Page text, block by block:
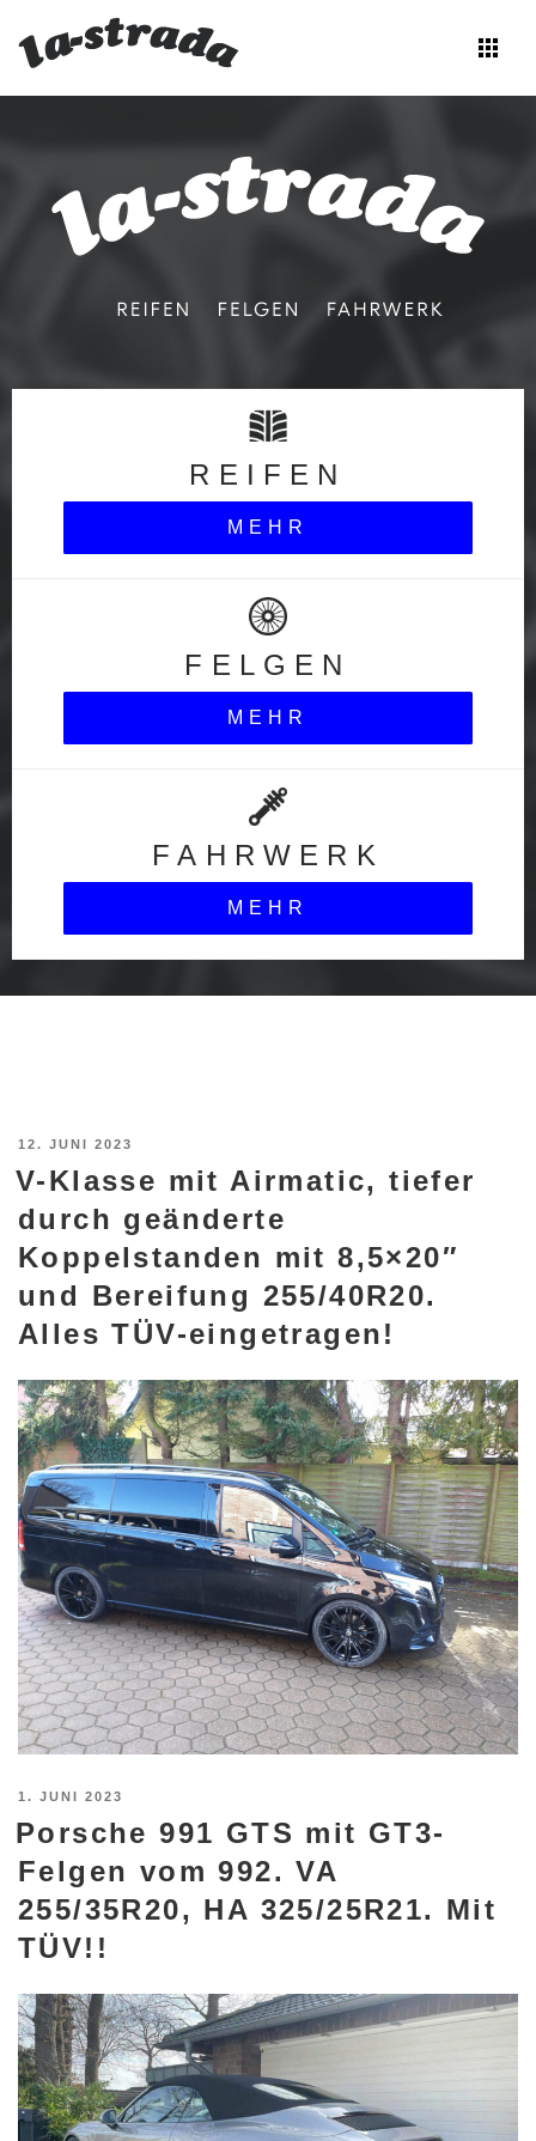
apps
REIFEN
MEHR
FELGEN
MEHR
FAHRWERK
MEHR
VERÖFFENTLICHT
AM
12. JUNI 2023
V-Klasse mit Airmatic, tiefer
durch geänderte
Koppelstanden mit 8,5×20″
und Bereifung 255/40R20.
Alles TÜV-eingetragen!
VERÖFFENTLICHT
AM
1. JUNI 2023
Porsche 991 GTS mit GT3-
Felgen vom 992. VA
255/35R20, HA 325/25R21. Mit
TÜV!!